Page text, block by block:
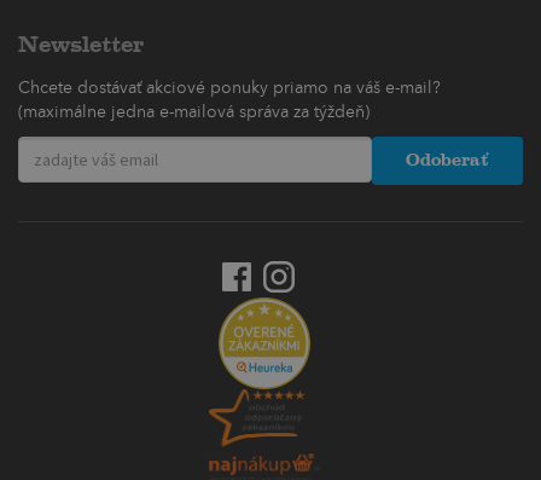
Newsletter
Chcete dostávať akciové ponuky priamo na váš e-mail?
(maximálne jedna e-mailová správa za týždeň)
Odoberať